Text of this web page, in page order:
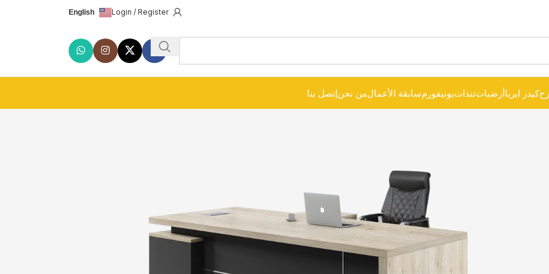
Login / Register
English
كيدز ايرياأرضياتتنداتيونيفورمسابقة الأعمالمن نحنإتصل بنا